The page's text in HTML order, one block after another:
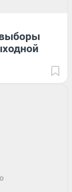
выборы